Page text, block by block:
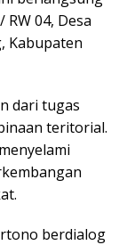
04, Desa
Kabupaten
dari tugas
teritorial.
berdialog